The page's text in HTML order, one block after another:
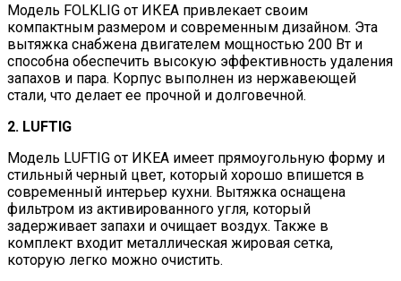
Модель FOLKLIG от ИКЕА привлекает своим
компактным размером и современным дизайном. Эта
вытяжка снабжена двигателем мощностью 200 Вт и
способна обеспечить высокую эффективность удаления
запахов и пара. Корпус выполнен из нержавеющей
стали, что делает ее прочной и долговечной.
2. LUFTIG
Модель LUFTIG от ИКЕА имеет прямоугольную форму и
стильный черный цвет, который хорошо впишется в
современный интерьер кухни. Вытяжка оснащена
фильтром из активированного угля, который
задерживает запахи и очищает воздух. Также в
комплект входит металлическая жировая сетка,
которую легко можно очистить.